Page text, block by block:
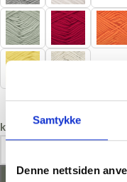
Samtykke
Denne nettsiden
kr 37,00